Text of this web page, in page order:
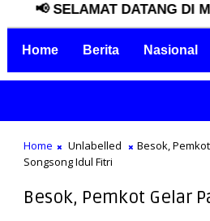
📢 SELAMAT DATANG DI
Home Berita Nasional
Home Unlabelled
Besok,
Songsong Idul Fitri
Besok, Pemkot Gelar